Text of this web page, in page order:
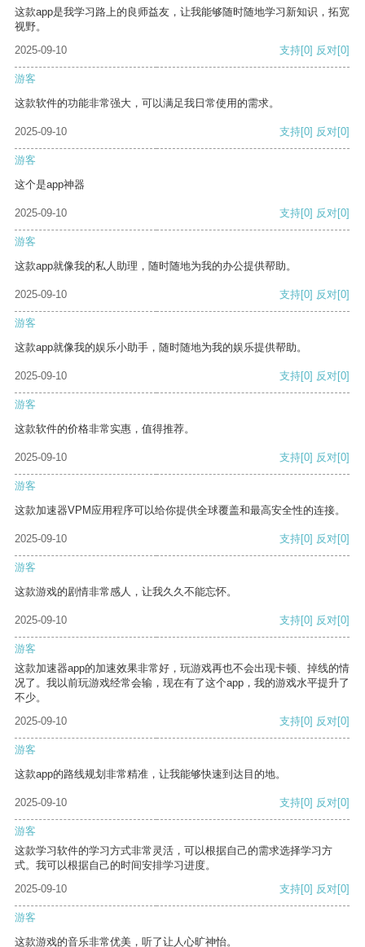
这款app是我学习路上的良师益友，让我能够随时随地学习新知识，拓宽
视野。
2025-09-10
支持[0] 反对[0]
游客
这款软件的功能非常强大，可以满足我日常使用的需求。
2025-09-10 支持[0] 反对[0]
游客
这个是app神器
2025-09-10 支持[0] 反对[0]
游客
这款app就像我的私人助理，随时随地为我的办公提供帮助。
2025-09-10 支持[0] 反对[0]
游客
这款app就像我的娱乐小助手，随时随地为我的娱乐提供帮助。
2025-09-10 支持[0] 反对[0]
游客
这款软件的价格非常实惠，值得推荐。
2025-09-10 支持[0] 反对[0]
游客
这款加速器VPM应用程序可以给你提供全球覆盖和最高安全性的连接。
2025-09-10 支持[0] 反对[0]
游客
这款游戏的剧情非常感人，让我久久不能忘怀。
2025-09-10 支持[0] 反对[0]
游客
这款加速器app的加速效果非常好，玩游戏再也不会出现卡顿、掉线的情
况了。我以前玩游戏经常会输，现在有了这个app，我的游戏水平提升了
不少。
2025-09-10
支持[0] 反对[0]
游客
这款app的路线规划非常精准，让我能够快速到达目的地。
2025-09-10 支持[0] 反对[0]
游客
这款学习软件的学习方式非常灵活，可以根据自己的需求选择学习方
式。我可以根据自己的时间安排学习进度。
2025-09-10
支持[0] 反对[0]
游客
这款游戏的音乐非常优美，听了让人心旷神怡。